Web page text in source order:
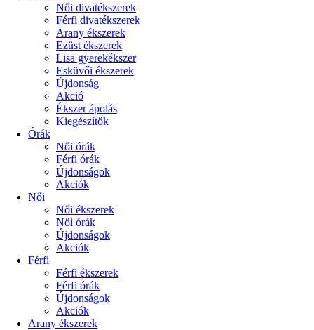
Női divatékszerek
Férfi divatékszerek
Arany ékszerek
Ezüst ékszerek
Lisa gyerekékszer
Esküvői ékszerek
Újdonság
Akció
Ékszer ápolás
Kiegészítők
Órák
Női órák
Férfi órák
Újdonságok
Akciók
Női
Női ékszerek
Női órák
Újdonságok
Akciók
Férfi
Férfi ékszerek
Férfi órák
Újdonságok
Akciók
Arany ékszerek